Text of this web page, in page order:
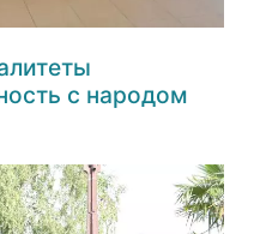
с народом